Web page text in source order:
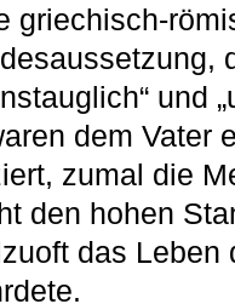
griechisch-
und
dem Vater
zumal die
den hohen
das Leben